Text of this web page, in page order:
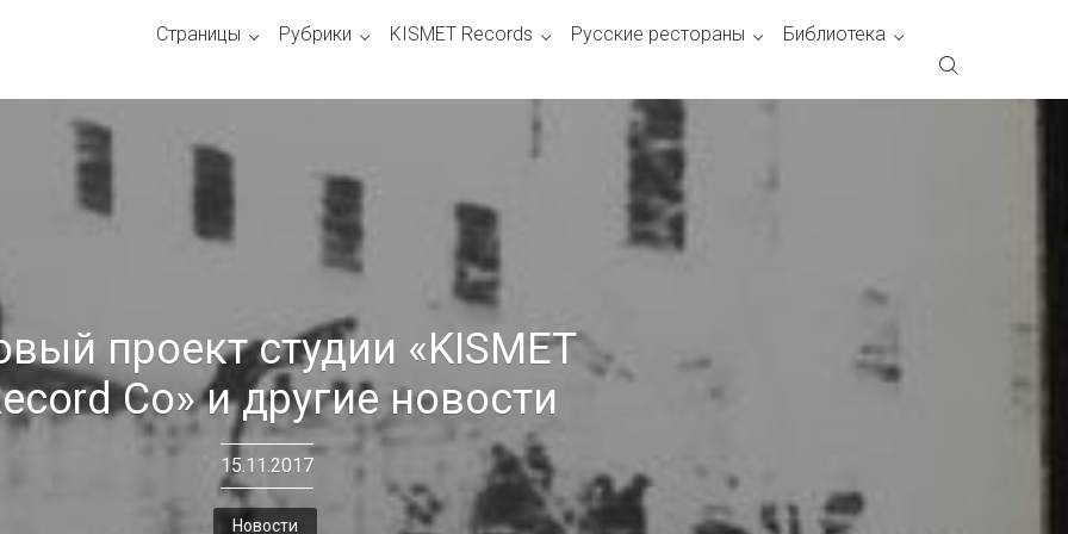
Страницы Рубрики KISMET Records Русские рестораны Библиотека
проект студии «KISMET
Co» и другие новости
15.11.2017
Новости